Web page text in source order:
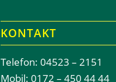
KONTAKT
Telefon: 04523 – 2151
Mobil: 0172 – 450 44 44